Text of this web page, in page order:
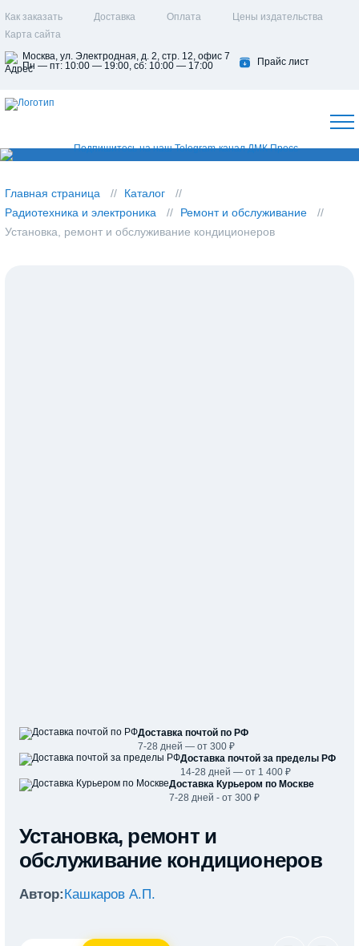
Как заказать Доставка Оплата
Цены издательства
Карта сайта
Москва, ул. Электродная, д. 2, стр. 12, офис 7
Пн — пт: 10:00 — 19:00, сб: 10:00 — 17:00
Прайс лист
Главная страница
Каталог
Радиотехника и электроника
Ремонт и обслуживание
Установка, ремонт и обслуживание кондиционеров
Доставка почтой по РФ
7-28 дней — от 300 ₽
Доставка почтой за пределы РФ
14-28 дней — от 1 400 ₽
Доставка Курьером по Москве
7-28 дней - от 300 ₽
Установка, ремонт и
обслуживание кондиционеров
Автор:Кашкаров А.П.